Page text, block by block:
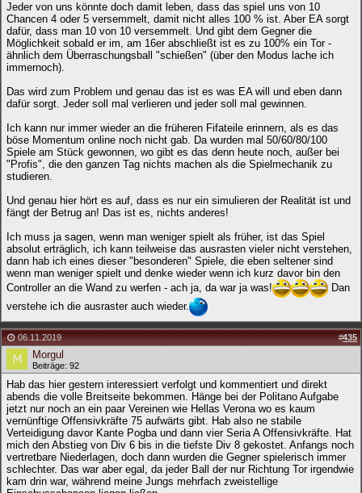
Jeder von uns könnte doch damit leben, dass das spiel uns von 10
Chancen 4 oder 5 versemmelt, damit nicht alles 100 % ist. Aber EA sorgt
dafür, dass man 10 von 10 versemmelt. Und gibt dem Gegner die
Möglichkeit sobald er im, am 16er abschließt ist es zu 100% ein Tor -
ähnlich dem Überraschungsball "schießen" (über den Modus lache ich
immernoch).
Das wird zum Problem und genau das ist es was EA will und eben dann
dafür sorgt. Jeder soll mal verlieren und jeder soll mal gewinnen.
Ich kann nur immer wieder an die früheren Fifateile erinnern, als es das
böse Momentum online noch nicht gab. Da wurden mal 50/60/80/100
Spiele am Stück gewonnen, wo gibt es das denn heute noch, außer bei
"Profis", die den ganzen Tag nichts machen als die Spielmechanik zu
studieren.
Und genau hier hört es auf, dass es nur ein simulieren der Realität ist und
fängt der Betrug an! Das ist es, nichts anderes!
Ich muss ja sagen, wenn man weniger spielt als früher, ist das Spiel
absolut erträglich, ich kann teilweise das ausrasten vieler nicht verstehen,
dann hab ich eines dieser "besonderen" Spiele, die eben seltener sind
wenn man weniger spielt und denke wieder wenn ich kurz davor bin den
Controller an die Wand zu werfen - ach ja, da war ja was!
Dan
verstehe ich die ausraster auch wieder.
06.11.2019 #435
Morgul
Beiträge: 92
Hab das hier gestern interessiert verfolgt und kommentiert und direkt
abends die volle Breitseite bekommen. Hänge bei der Politano Aufgabe
jetzt nur noch an ein paar Vereinen wie Hellas Verona wo es kaum
vernünftige Offensivkräfte 75 aufwärts gibt. Hab also ne stabile
Verteidigung davor Kante Pogba und dann vier Seria A Offensivkräfte. Hat
mich den Abstieg von Div 6 bis in die tiefste Div 8 gekostet. Anfangs noch
vertretbare Niederlagen, doch dann wurden die Gegner spielerisch immer
schlechter. Das war aber egal, da jeder Ball der nur Richtung Tor irgendwie
kam drin war, während meine Jungs mehrfach zweistellige